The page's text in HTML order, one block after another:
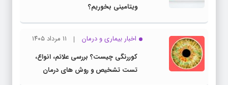
ویتامینی بخوریم؟
اخبار بیماری و درمان
۱۱ مرداد ۱۴۰۵
کوررنگی چیست؟ بررسی علائم، انواع،
تست تشخیص و روش های درمان